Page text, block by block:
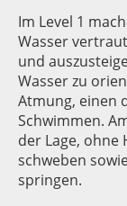
Im Level 1
Wasser
und
Wasser zu
Atmung, einen
Schwimmen.
der Lage, ohne
schweben
springen.